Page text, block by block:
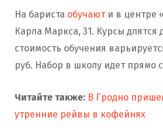
На бариста обучаюти в центре
Карла Маркса, 31. Курсы длятся
стоимость обучения
руб. Набор в школу идет прямо
Читайте также: В Гродно
утренние рейвы в кофейнях